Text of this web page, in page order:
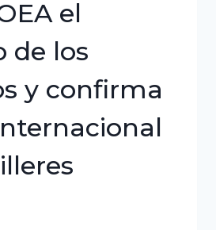
el
de los
y confirma